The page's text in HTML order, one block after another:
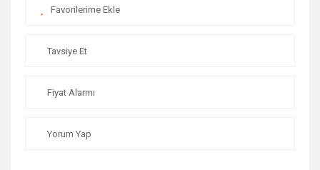
Tavsiye Et
Fiyat Alarmı
Yorum Yap